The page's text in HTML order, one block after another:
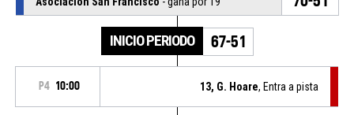
INICIO PERIODO 67-51
P4 10:00 13, G. Hoare, Entra a pista